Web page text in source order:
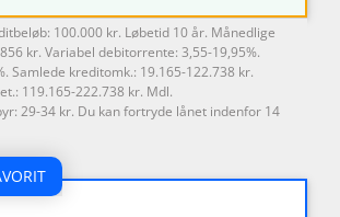
100.000 kr. Løbetid 10 år. Månedlige
kr. Variabel debitorrente: 3,55-19,95%.
Samlede kreditomk.: 19.165-122.738 kr.
119.165-222.738 kr. Mdl.
29-34 kr. Du kan fortryde lånet indenfor 14